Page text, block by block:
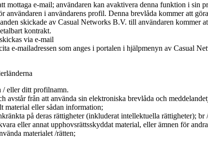
mottaga e-mail; användaren kan avaktivera denna funktion i sin
i användarens profil. Denna brevlåda kommer att
skickade av Casual Networks B.V. till användaren kommer
kontrakt.
via e-mail
e-mailadressen som anges i portalen i hjälpmenyn av Casual
/ eller ditt profilnamn.
från att använda sin elektroniska brevlåda och
material eller sådan information;
på deras rättigheter (inkluderat intellektuella rättigheter); br
eller annat upphovsrättsskyddat material, eller ämnen för
materialet /rätten;